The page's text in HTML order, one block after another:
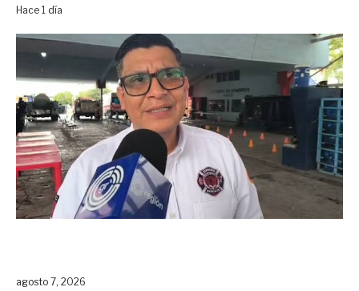
Hace 1 día
agosto 7, 2026